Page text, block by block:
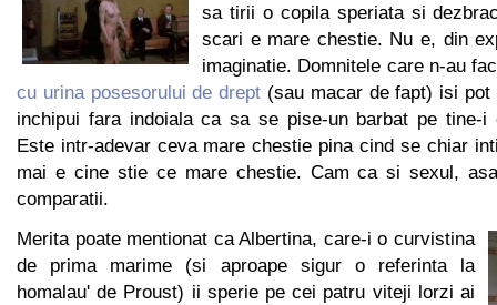
sa tirii o copila speriata si
scari e mare chestie. Nu e, din
imaginatie. Domnitele care n-au
cu urina posesorului de drept (sau macar de fapt) isi
inchipui fara indoiala ca sa se pise-un barbat pe tine-i
Este intr-adevar ceva mare chestie pina cind se chiar
mai e cine stie ce mare chestie. Cam ca si sexul,
comparatii.
Merita poate mentionat ca Albertina, care-i o curvistina
de prima marime (si aproape sigur o referinta la
homalau' de Proust) ii sperie pe cei patru viteji lorzi ai